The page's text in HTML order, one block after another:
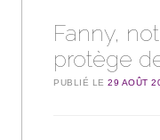
Fanny,
protège
PUBLIÉ LE29 AOÛT